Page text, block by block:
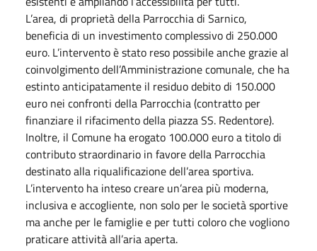
L’area, di proprietà della Parrocchia di Sarnico,
beneficia di un investimento complessivo di 250.000
euro. L’intervento è stato reso possibile anche grazie al
coinvolgimento dell’Amministrazione comunale, che ha
estinto anticipatamente il residuo debito di 150.000
euro nei confronti della Parrocchia (contratto per
finanziare il rifacimento della piazza SS. Redentore).
Inoltre, il Comune ha erogato 100.000 euro a titolo di
contributo straordinario in favore della Parrocchia
destinato alla riqualificazione dell’area sportiva.
L’intervento ha inteso creare un’area più moderna,
inclusiva e accogliente, non solo per le società sportive
ma anche per le famiglie e per tutti coloro che vogliono
praticare attività all’aria aperta.